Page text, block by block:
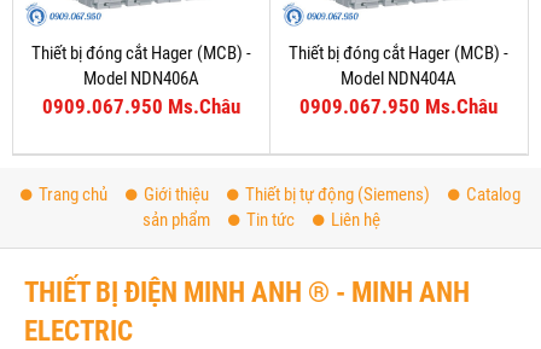
Thiết bị đóng cắt Hager (MCB) -
Model NDN406A
0909.067.950 Ms.Châu
Thiết bị đóng cắt Hager (MCB) -
Model NDN404A
0909.067.950 Ms.Châu
Trang chủ Giới thiệu Thiết bị tự động (Siemens)
Catalog
sản phẩm
Tin tức Liên hệ
THIẾT BỊ ĐIỆN MINH ANH ® - MINH ANH
ELECTRIC